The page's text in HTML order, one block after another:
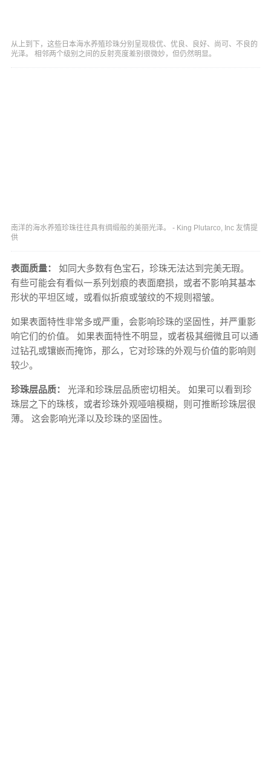
从上到下，这些日本海水养殖珍珠分别呈现极优、优良、良好、尚可、不良的
光泽。 相邻两个级别之间的反射亮度差别很微妙，但仍然明显。
南洋的海水养殖珍珠往往具有绸缎般的美丽光泽。 - King Plutarco, Inc 友情提
供
表面质量：
如同大多数有色宝石，珍珠无法达到完美无瑕。
有些可能会有看似一系列划痕的表面磨损，或者不影响其基本
形状的平坦区域，或看似折痕或皱纹的不规则褶皱。
如果表面特性非常多或严重，会影响珍珠的坚固性，并严重影
响它们的价值。 如果表面特性不明显，或者极其细微且可以通
过钻孔或镶嵌而掩饰，那么，它对珍珠的外观与价值的影响则
较少。
珍珠层品质：
光泽和珍珠层品质密切相关。 如果可以看到珍
珠层之下的珠核，或者珍珠外观哑喑模糊，则可推断珍珠层很
薄。 这会影响光泽以及珍珠的坚固性。